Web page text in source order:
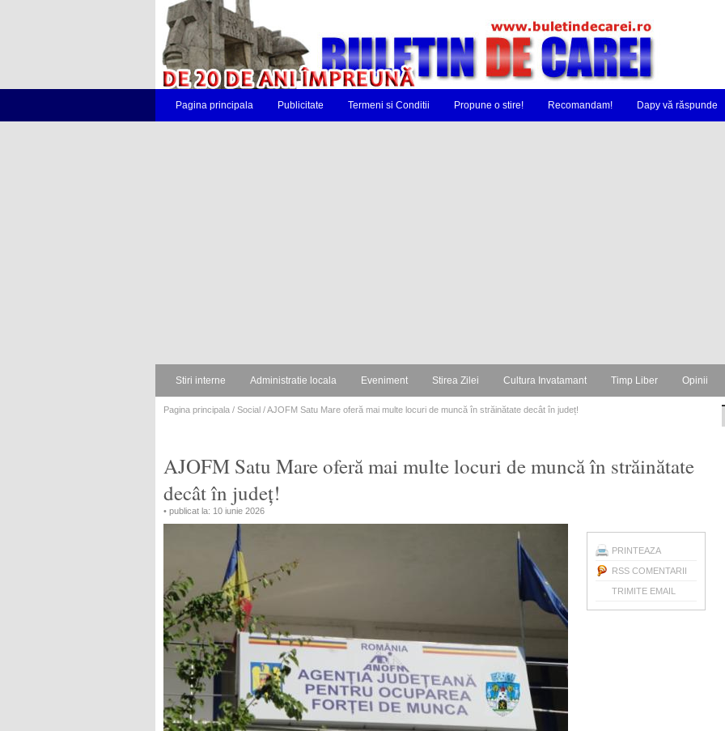
Pagina principala Publicitate Termeni si Conditii Propune o stire! Recomandam! Dapy vă răspunde
Stiri interne Administratie locala Eveniment Stirea Zilei Cultura Invatamant Timp Liber Opinii
Pagina principala / Social / AJOFM Satu Mare oferă mai multe locuri de muncă în străinătate decât în județ!
AJOFM Satu Mare oferă mai multe locuri de muncă în străinătate
decât în județ!
• publicat la: 10 iunie 2026
PRINTEAZA
RSS COMENTARII
TRIMITE EMAIL